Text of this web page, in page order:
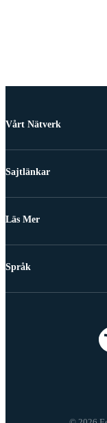
Vårt Nätverk
Sajtlänkar
Läs Mer
Språk